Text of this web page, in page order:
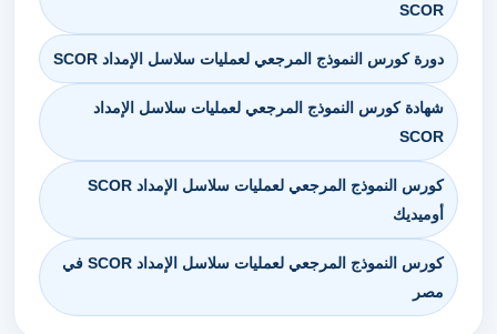
SCOR
دورة كورس النموذج المرجعي لعمليات سلاسل الإمداد SCOR
شهادة كورس النموذج المرجعي لعمليات سلاسل الإمداد
SCOR
كورس النموذج المرجعي لعمليات سلاسل الإمداد SCOR
أوميديك
كورس النموذج المرجعي لعمليات سلاسل الإمداد SCOR في
مصر